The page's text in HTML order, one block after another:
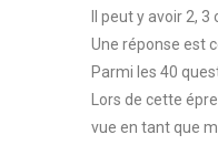
Il peut y avoir 2,
Une réponse est
Parmi les 40
Lors de cette
vue en tant que